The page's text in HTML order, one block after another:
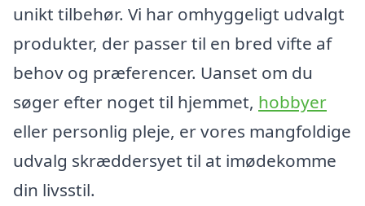
unikt tilbehør. Vi har omhyggeligt udvalgt
produkter, der passer til en bred vifte af
behov og præferencer. Uanset om du
søger efter noget til hjemmet, hobbyer
eller personlig pleje, er vores mangfoldige
udvalg skræddersyet til at imødekomme
din livsstil.